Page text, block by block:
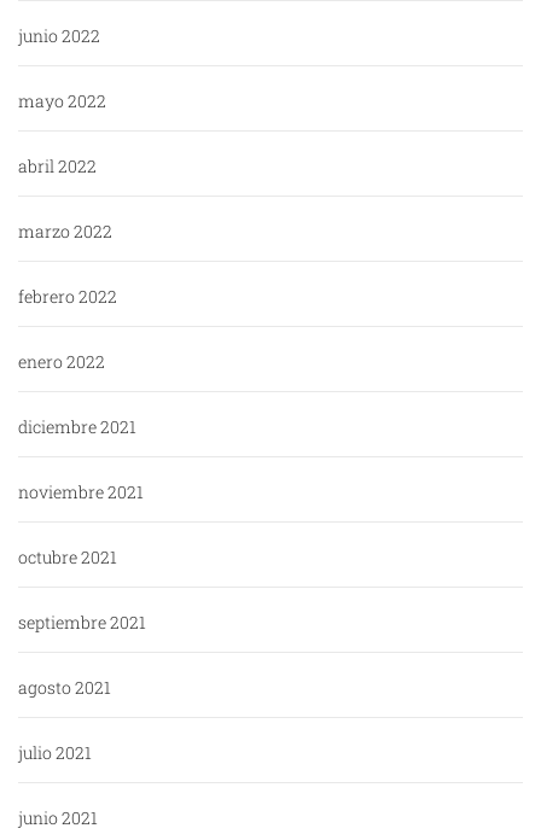
junio 2022
mayo 2022
abril 2022
marzo 2022
febrero 2022
enero 2022
diciembre 2021
noviembre 2021
octubre 2021
septiembre 2021
agosto 2021
julio 2021
junio 2021